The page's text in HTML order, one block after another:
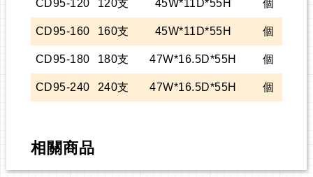
CD95-120 120支 45W*11D*55H 個
CD95-160 160支 45W*11D*55H 個
CD95-180 180支 47W*16.5D*55H 個
CD95-240 240支 47W*16.5D*55H 個
相關商品